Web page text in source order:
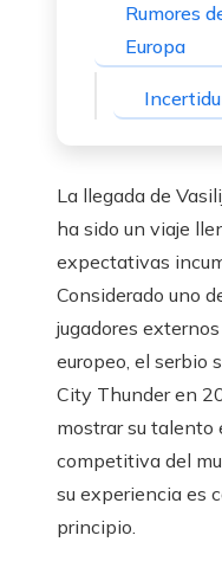
Rumores
Europa
La llegada de
ha sido un viaje
expectativas
Considerado uno
jugadores
europeo, el serbio
City Thunder en
mostrar su talento
competitiva del
su experiencia es
principio.